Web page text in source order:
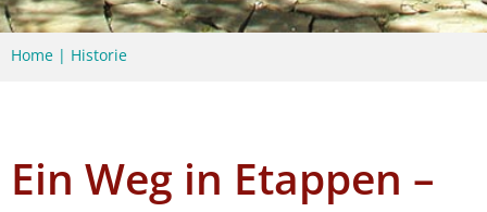
Home | Historie
Ein Weg in Etappen –